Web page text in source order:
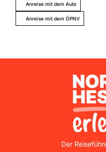
Anreise mit dem Auto
Anreise mit dem ÖPNV
Nordhessen Erleben
Der